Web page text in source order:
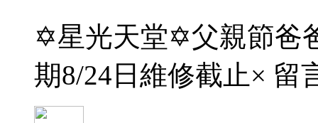
✡星光天堂✡父親節爸
期8/24日維修截止× 留